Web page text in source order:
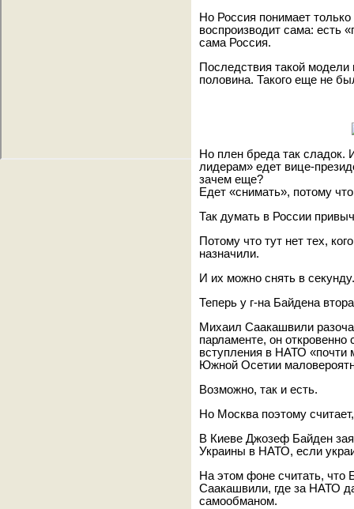
Но Россия понимает
воспроизводит сама: есть
сама Россия.
Последствия такой
половина. Такого еще не
Но плен бреда так
лидерам» едет вице-
зачем еще?
Едет «снимать», потому
Так думать в России
Потому что тут нет тех,
назначили.
И их можно снять в секунду.
Теперь у г-на Байдена
Михаил Саакашвили
парламенте, он
вступления в НАТО «почти
Южной Осетии
Возможно, так и есть.
Но Москва поэтому
В Киеве Джозеф Байден
Украины в НАТО, если
На этом фоне считать, что
Саакашвили, где за НАТО
самообманом.